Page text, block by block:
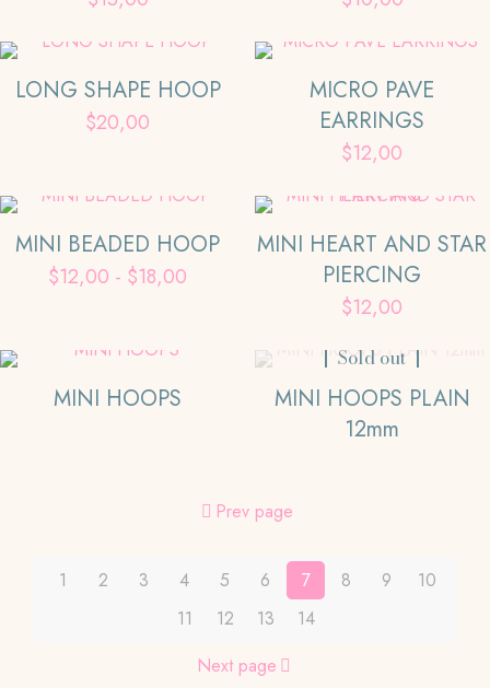
en
página
de
LONG SHAPE HOOP
$20,00
MICRO PAVE
EARRINGS
$12,00
MINI BEADED HOOP
$12,00 - $18,00
tiene
múltiples
variantes.
MINI HEART AND STAR
PIERCING
$12,00
producto
tiene
variantes.
elegir
MINI HOOPS
Sold out
MINI HOOPS PLAIN
12mm
Prev page
1 2 3 4 5 6 7 8 9
10
11
12 13
14
Next page